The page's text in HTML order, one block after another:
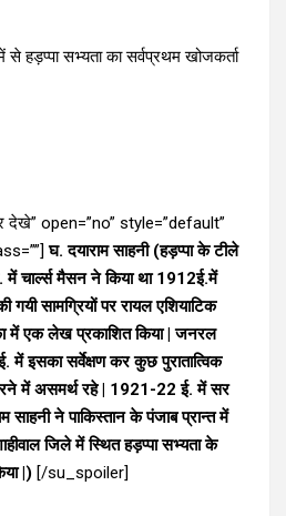
से हड़प्पा सभ्यता का सर्वप्रथम खोजकर्ता
देखे” open=”no” style=”default”
घ. दयाराम साहनी (हड़प्पा के टीले
चार्ल्स मैसन ने किया था 1912ई.में
सामग्रियों पर रायल एशियाटिक
में एक लेख प्रकाशित किया | जनरल
इसका सर्वेक्षण कर कुछ पुरातात्विक
में असमर्थ रहे | 1921-22 ई. में सर
साहनी ने पाकिस्तान के पंजाब प्रान्त में
जिले में स्थित हड़प्पा सभ्यता के
|) [/su_spoiler]